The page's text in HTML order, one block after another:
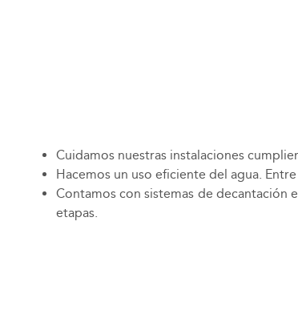
Cuidamos nuestras instalaciones
Hacemos un uso eficiente del agua.
Contamos con sistemas de decantación
etapas.